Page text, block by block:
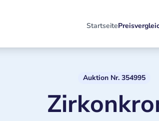
Startseite
Auktion Nr. 354995